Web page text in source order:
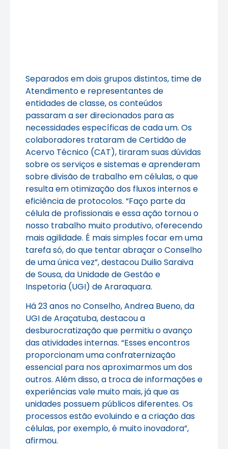
Separados em dois grupos distintos, time de
Atendimento e representantes de
entidades de classe, os conteúdos
passaram a ser direcionados para as
necessidades específicas de cada um. Os
colaboradores trataram de Certidão de
Acervo Técnico (CAT), tiraram suas dúvidas
sobre os serviços e sistemas e aprenderam
sobre divisão de trabalho em células, o que
resulta em otimização dos fluxos internos e
eficiência de protocolos. “Faço parte da
célula de profissionais e essa ação tornou o
nosso trabalho muito produtivo, oferecendo
mais agilidade. É mais simples focar em uma
tarefa só, do que tentar abraçar o Conselho
de uma única vez”, destacou Duilio Saraiva
de Sousa, da Unidade de Gestão e
Inspetoria (UGI) de Araraquara.
Há 23 anos no Conselho, Andrea Bueno, da
UGI de Araçatuba, destacou a
desburocratização que permitiu o avanço
das atividades internas. “Esses encontros
proporcionam uma confraternização
essencial para nos aproximarmos um dos
outros. Além disso, a troca de informações e
experiências vale muito mais, já que as
unidades possuem públicos diferentes. Os
processos estão evoluindo e a criação das
células, por exemplo, é muito inovadora”,
afirmou.